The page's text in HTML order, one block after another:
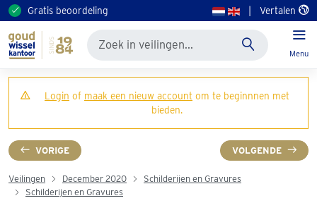
Gratis beoordeling Vertalen
Menu
Login of maak een nieuw account om te beginnnen met
bieden.
VORIGE VOLGENDE
Veilingen December 2020
Schilderijen en Gravures
Schilderijen en Gravures